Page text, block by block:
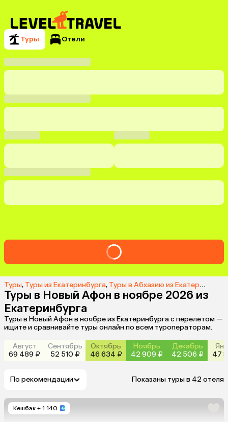
Туры Отели
Туры, Туры из Екатеринбурга, Туры в Абхазию из Екатеринбурга
Туры в Новый Афон в ноябре 2026 из
Екатеринбурга
Туры в Новый Афон в ноябре из Екатеринбурга с перелетом —
ищите и сравнивайте туры онлайн по всем туроператорам.
Август
69 489 ₽
Сентябрь
52 510 ₽
Октябрь
46 634 ₽
Ноябрь
42 909 ₽
Декабрь
42 506 ₽
47
По рекомендации Показаны туры в 42 отеля
Кешбэк + 1 140